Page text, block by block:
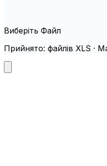
Виберіть Файл
Прийнято: файлів XLS ·